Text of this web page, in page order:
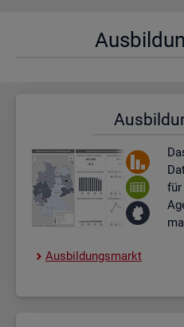
für
Aus­bil­dungs­markt